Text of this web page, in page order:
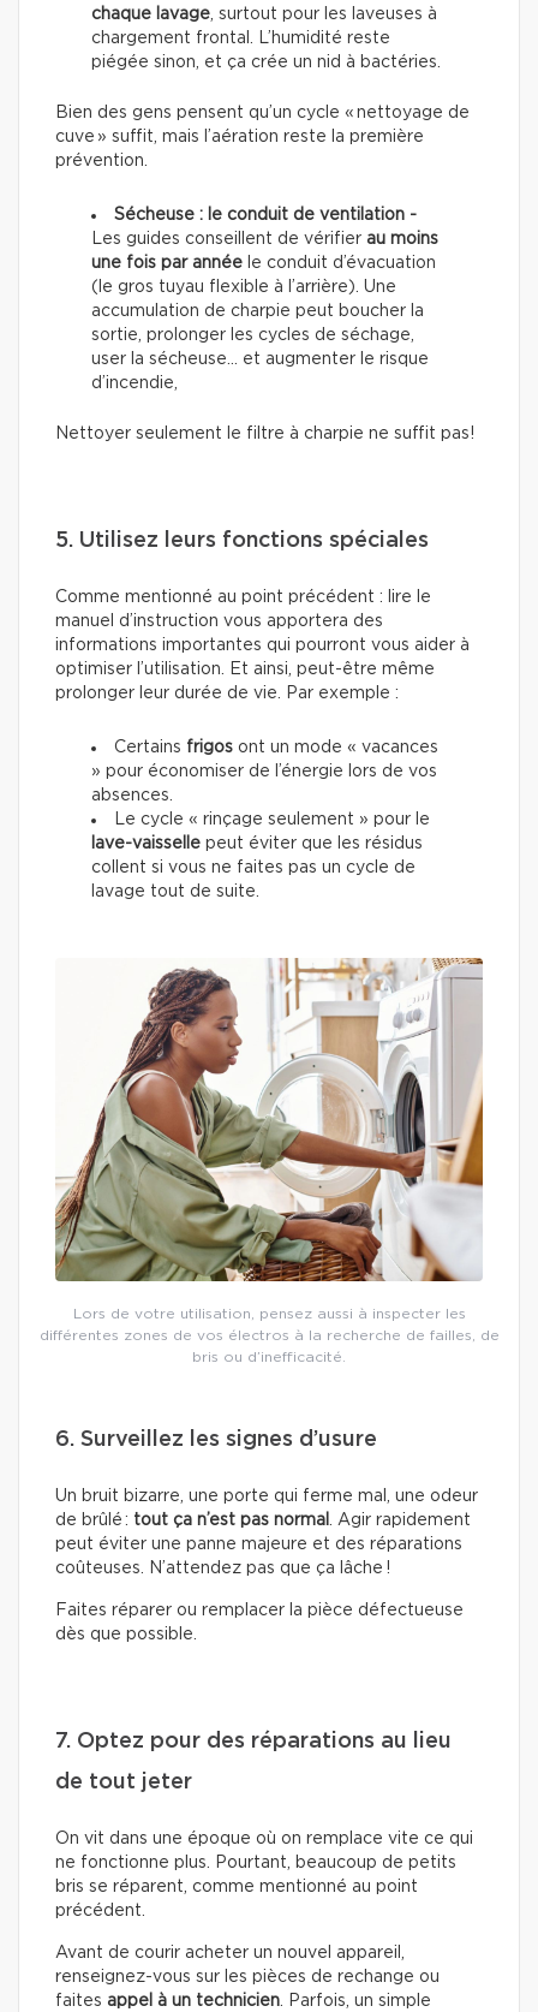
chaque lavage, surtout pour les laveuses à
chargement frontal. L’humidité reste
piégée sinon, et ça crée un nid à bactéries.
Bien des gens pensent qu’un cycle « nettoyage de
cuve » suffit, mais l’aération reste la première
prévention.
Sécheuse : le conduit de ventilation -
Les guides conseillent de vérifier au moins
une fois par année le conduit d’évacuation
(le gros tuyau flexible à l’arrière). Une
accumulation de charpie peut boucher la
sortie, prolonger les cycles de séchage,
user la sécheuse… et augmenter le risque
d’incendie,
Nettoyer seulement le filtre à charpie ne suffit pas!
5. Utilisez leurs fonctions spéciales
Comme mentionné au point précédent : lire le
manuel d’instruction vous apportera des
informations importantes qui pourront vous aider à
optimiser l’utilisation. Et ainsi, peut-être même
prolonger leur durée de vie. Par exemple :
Certains frigos ont un mode « vacances
» pour économiser de l’énergie lors de vos
absences.
Le cycle « rinçage seulement » pour le
lave-vaisselle peut éviter que les résidus
collent si vous ne faites pas un cycle de
lavage tout de suite.
Lors de votre utilisation, pensez aussi à inspecter les
différentes zones de vos électros à la recherche de failles, de
bris ou d’inefficacité.
6. Surveillez les signes d’usure
Un bruit bizarre, une porte qui ferme mal, une odeur
de brûlé : tout ça n’est pas normal
. Agir rapidement
peut éviter une panne majeure et des réparations
coûteuses. N’attendez pas que ça lâche !
Faites réparer ou remplacer la pièce défectueuse
dès que possible.
7. Optez pour des réparations au lieu
de tout jeter
On vit dans une époque où on remplace vite ce qui
ne fonctionne plus. Pourtant, beaucoup de petits
bris se réparent, comme mentionné au point
précédent.
Avant de courir acheter un nouvel appareil,
renseignez-vous sur les pièces de rechange ou
faites appel à un technicien . Parfois, un simple